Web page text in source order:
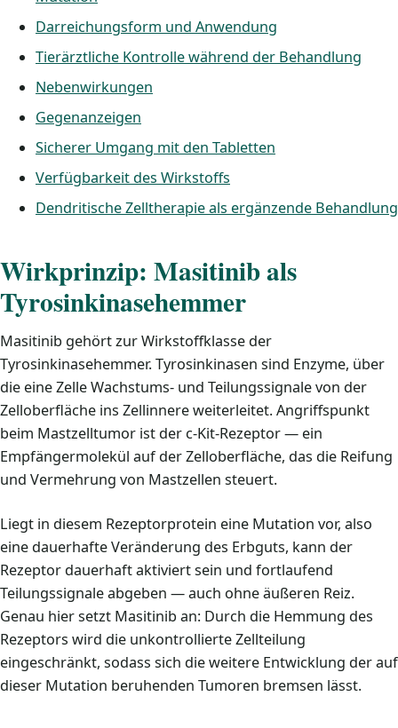
Darreichungsform und Anwendung
Tierärztliche Kontrolle während der Behandlung
Nebenwirkungen
Gegenanzeigen
Sicherer Umgang mit den Tabletten
Verfügbarkeit des Wirkstoffs
Dendritische Zelltherapie als ergänzende Behandlung
Wirkprinzip: Masitinib als
Tyrosinkinasehemmer
Masitinib gehört zur Wirkstoffklasse der
Tyrosinkinasehemmer. Tyrosinkinasen sind Enzyme, über
die eine Zelle Wachstums- und Teilungssignale von der
Zelloberfläche ins Zellinnere weiterleitet. Angriffspunkt
beim Mastzelltumor ist der c-Kit-Rezeptor — ein
Empfängermolekül auf der Zelloberfläche, das die Reifung
und Vermehrung von Mastzellen steuert.
Liegt in diesem Rezeptorprotein eine Mutation vor, also
eine dauerhafte Veränderung des Erbguts, kann der
Rezeptor dauerhaft aktiviert sein und fortlaufend
Teilungssignale abgeben — auch ohne äußeren Reiz.
Genau hier setzt Masitinib an: Durch die Hemmung des
Rezeptors wird die unkontrollierte Zellteilung
eingeschränkt, sodass sich die weitere Entwicklung der auf
dieser Mutation beruhenden Tumoren bremsen lässt.